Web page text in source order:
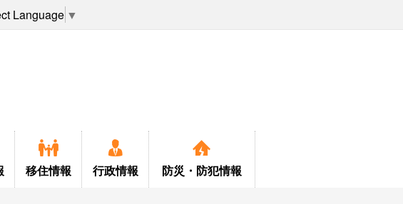
Language ▼
移住情報 行政情報 防災・ 防犯情報